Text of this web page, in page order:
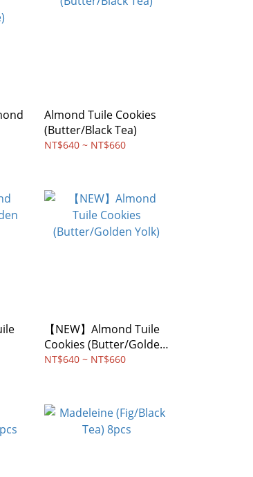
Almond Tuile Cookies
(Butter/Black Tea)
NT$640 ~ NT$660
【NEW】Almond Tuile
Cookies (Butter/Golden
Yolk)
NT$640 ~ NT$660